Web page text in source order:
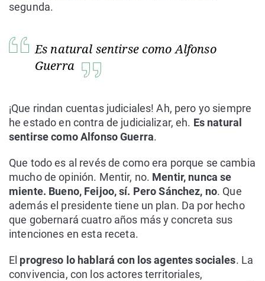
segunda.
Es natural sentirse como Alfonso
Guerra
¡Que rindan cuentas judiciales! Ah, pero yo siempre
he estado en contra de judicializar, eh. Es natural
sentirse como Alfonso Guerra.
Que todo es al revés de como era porque se cambia
mucho de opinión. Mentir, no. Mentir, nunca se
miente. Bueno, Feijoo, sí. Pero Sánchez, no. Que
además el presidente tiene un plan. Da por hecho
que gobernará cuatro años más y concreta sus
intenciones en esta receta.
El progreso lo hablará con los agentes sociales. La
convivencia, con los actores territoriales,